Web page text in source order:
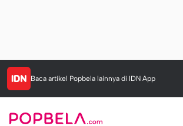
Baca artikel Popbela lainnya di IDN App